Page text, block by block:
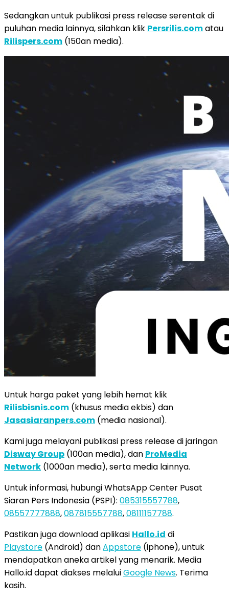
Sedangkan untuk publikasi press release serentak di
puluhan media lainnya, silahkan klik Persrilis.comatau
Rilispers.com (150an media).
Untuk harga paket yang lebih hemat klik
Rilisbisnis.com (khusus media ekbis) dan
Jasasiaranpers.com (media nasional).
Kami juga melayani publikasi press release di jaringan
Disway Group (100an media), dan ProMedia
Network (1000an media), serta media lainnya.
Untuk informasi, hubungi WhatsApp Center Pusat
Siaran Pers Indonesia (PSPI): 085315557788,
08557777888,087815557788,08111157788.
Pastikan juga download aplikasi Hallo.id di
Playstore (Android) danAppstore (iphone), untuk
mendapatkan aneka artikel yang menarik. Media
Hallo.id dapat diakses melaluiGoogle News. Terima
kasih.